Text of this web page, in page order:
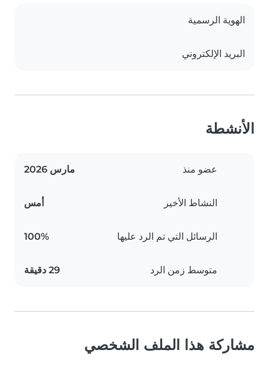
الهوية الرسمية
البريد الإلكتروني
الأنشطة
عضو منذ مارس 2026
النشاط الأخير أمس
الرسائل التي تم الرد عليها 100%
متوسط زمن الرد 29 دقيقة
مشاركة هذا الملف الشخصي